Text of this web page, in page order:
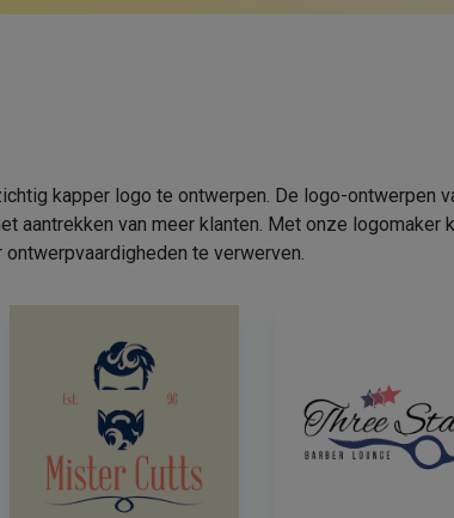
kapper logo te ontwerpen. De logo-ontwerpen
aantrekken van meer klanten. Met onze logomaker
ontwerpvaardigheden te verwerven.